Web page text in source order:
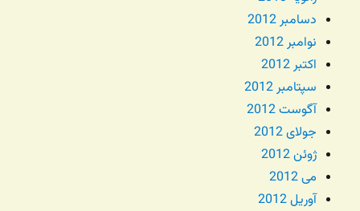
دسامبر 2012
نوامبر 2012
اکتبر 2012
سپتامبر 2012
آگوست 2012
جولای 2012
ژوئن 2012
می 2012
آوریل 2012